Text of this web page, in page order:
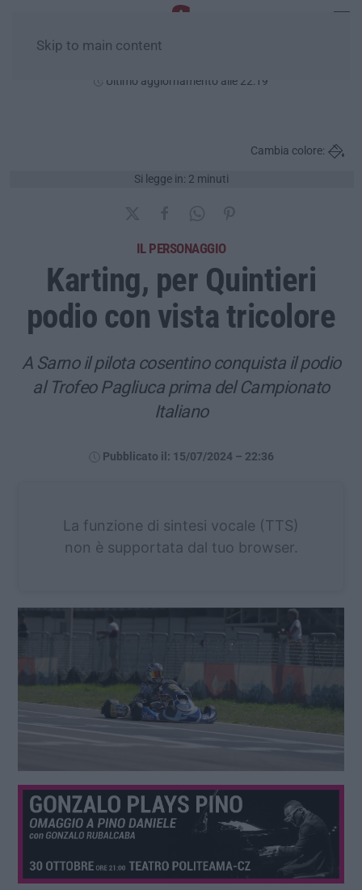
Skip to main content
Ultimo aggiornamento alle 22:19
Si legge in: 2 minuti
Cambia colore:
IL PERSONAGGIO
Karting, per Quintieri
podio con vista tricolore
A Sarno il pilota cosentino conquista il podio
al Trofeo Pagliuca prima del Campionato
Italiano
Pubblicato il: 15/07/2024 – 22:36
La funzione di sintesi vocale (TTS)
non è supportata dal tuo browser.